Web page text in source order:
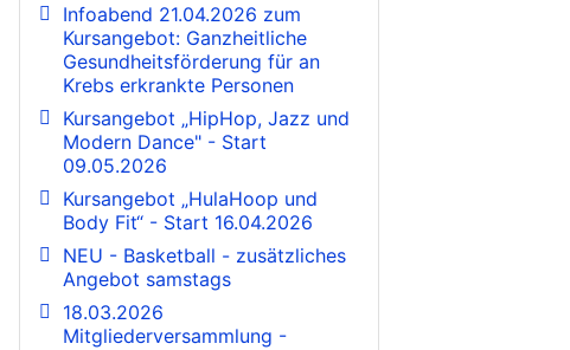
Infoabend 21.04.2026 zum
Kursangebot: Ganzheitliche
Gesundheitsförderung für an
Krebs erkrankte Personen
Kursangebot „HipHop, Jazz und
Modern Dance" - Start
09.05.2026
Kursangebot „HulaHoop und
Body Fit“ - Start 16.04.2026
NEU - Basketball - zusätzliches
Angebot samstags
18.03.2026
Mitgliederversammlung -